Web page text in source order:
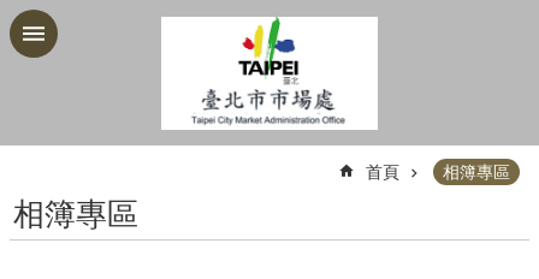
跳到主要內容區塊
首頁 相簿專區
相簿專區